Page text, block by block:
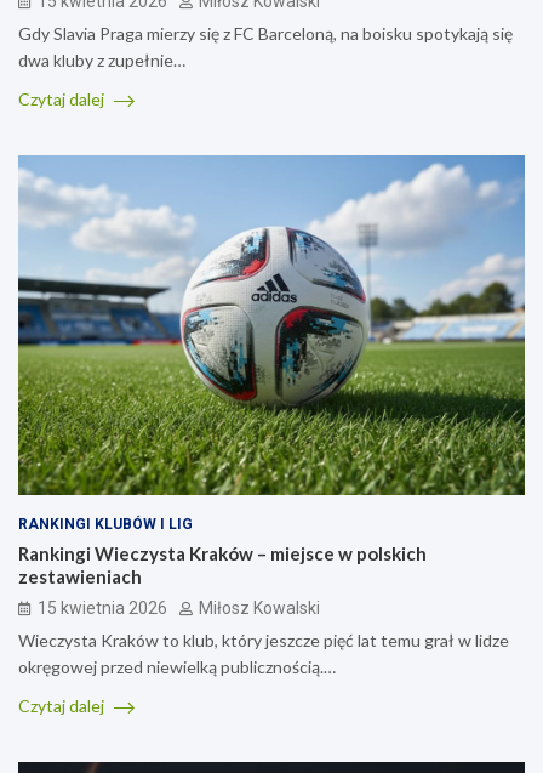
Gdy Slavia Praga mierzy się z FC Barceloną, na boisku spotykają się
dwa kluby z zupełnie…
Czytaj dalej
RANKINGI KLUBÓW I LIG
Rankingi Wieczysta Kraków – miejsce w polskich
zestawieniach
15 kwietnia 2026 Miłosz Kowalski
Wieczysta Kraków to klub, który jeszcze pięć lat temu grał w lidze
okręgowej przed niewielką publicznością.…
Czytaj dalej